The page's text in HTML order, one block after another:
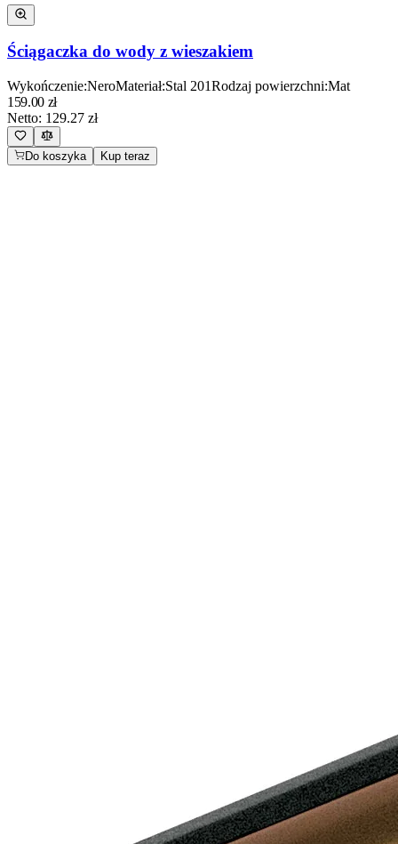
Ściągaczka do wody z wieszakiem
Wykończenie:NeroMateriał:Stal 201Rodzaj powierzchni:Mat
159.00 zł
Netto: 129.27 zł
Do koszyka Kup teraz